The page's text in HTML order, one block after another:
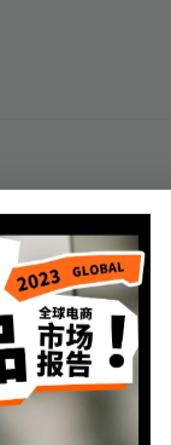
了最大的市场份额
有时维护可能会比
器的声音或外观